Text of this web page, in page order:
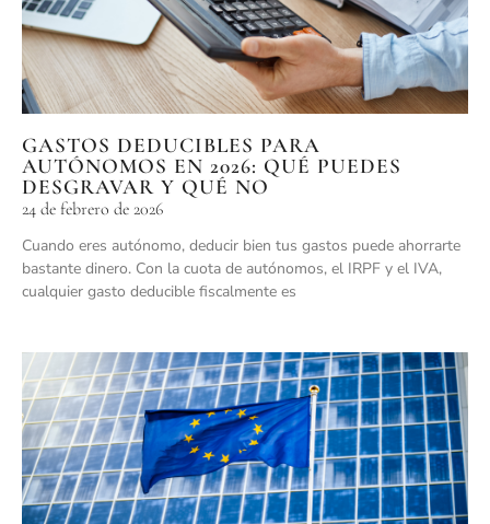
GASTOS DEDUCIBLES PARA
AUTÓNOMOS EN 2026: QUÉ PUEDES
DESGRAVAR Y QUÉ NO
24 de febrero de 2026
Cuando eres autónomo, deducir bien tus gastos puede ahorrarte
bastante dinero. Con la cuota de autónomos, el IRPF y el IVA,
cualquier gasto deducible fiscalmente es